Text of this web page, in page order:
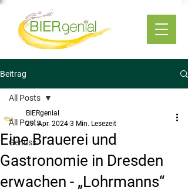
Beitrag
All Posts
Genuss
All Posts
Eine Brauerei und
Gastronomie in Dresden
erwachen - „Lohrmanns“
BIERgenial
29. Apr. 2024 3 Min. Lesezeit